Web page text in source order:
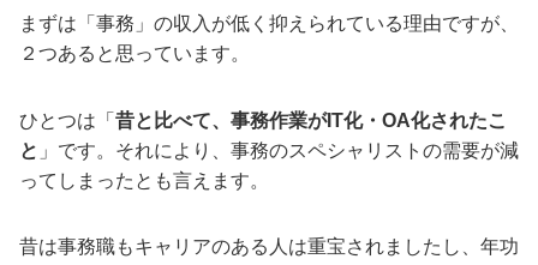
まずは「事務」の収入が低く抑えられている理由ですが、
２つあると思っています。
ひとつは「 昔と比べて、事務作業がIT化・OA化されたこ
と 」です。それにより、事務のスペシャリストの需要が減
ってしまったとも言えます。
昔は事務職もキャリアのある人は重宝されましたし、年功